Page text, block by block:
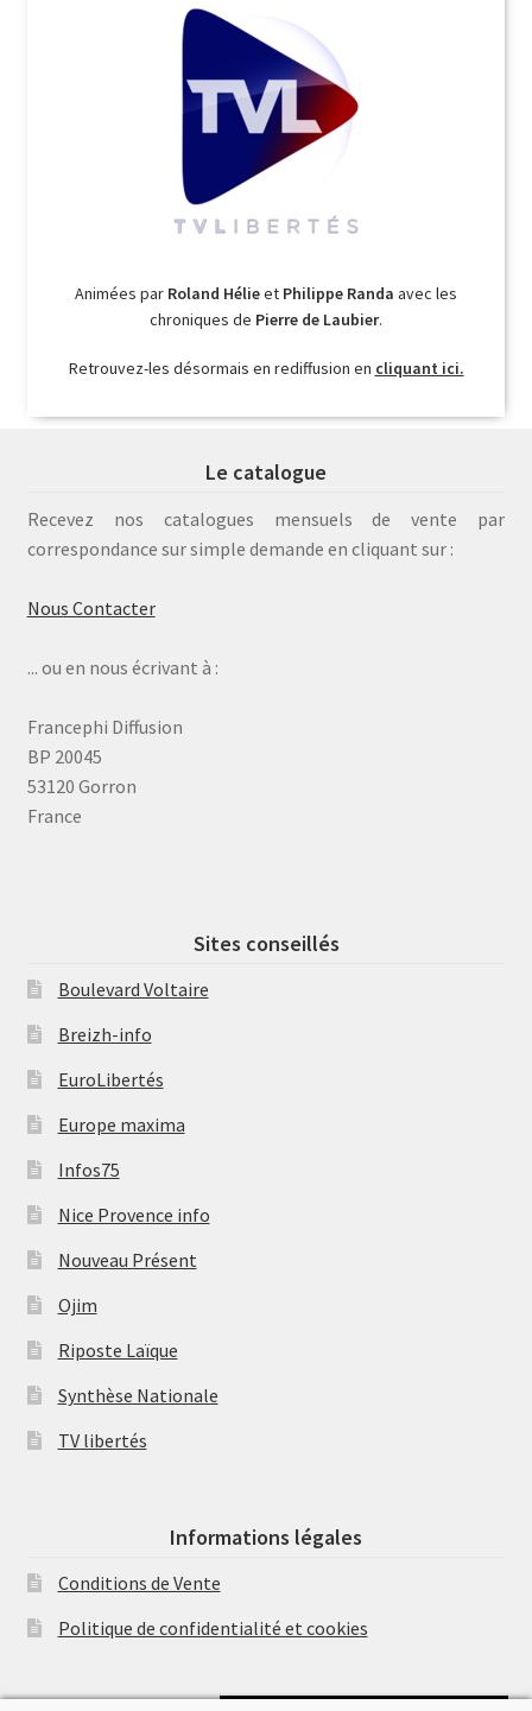
Animées par Roland Hélieet Philippe Randa avec les
chroniques de Pierre de Laubier.
Retrouvez-les désormais en rediffusion en cliquant ici.
Le catalogue
Recevez nos catalogues mensuels de vente par
correspondance sur simple demande en cliquant sur :
Nous Contacter
... ou en nous écrivant à :
Francephi Diffusion
BP 20045
53120 Gorron
France
Sites conseillés
Boulevard Voltaire
Breizh-info
EuroLibertés
Europe maxima
Infos75
Nice Provence info
Nouveau Présent
Ojim
Riposte Laïque
Synthèse Nationale
TV libertés
Informations légales
Conditions de Vente
Politique de confidentialité et cookies